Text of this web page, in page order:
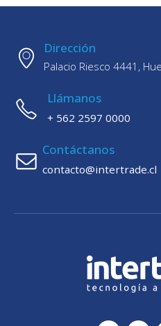
Dirección
Palacio Riesco 4441,
Llámanos
+ 562 2597 0000
Contáctanos
contacto@intertrade.cl